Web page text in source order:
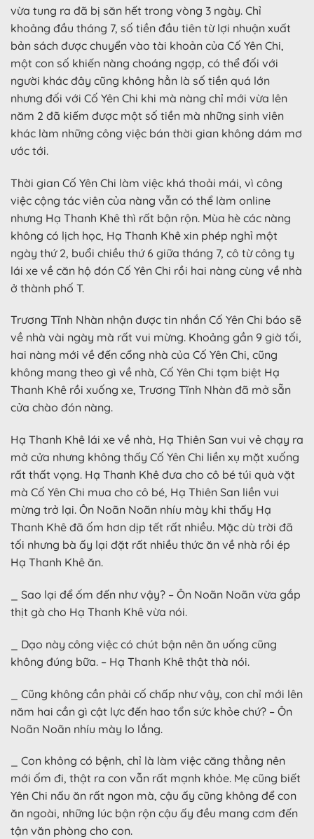
vừa tung ra đã bị săn hết trong vòng 3 ngày. Chỉ
khoảng đầu tháng 7, số tiền đầu tiên từ lợi nhuận xuất
bản sách được chuyển vào tài khoản của Cố Yên Chi,
một con số khiến nàng choáng ngợp, có thể đối với
người khác đây cũng không hẳn là số tiền quá lớn
nhưng đối với Cố Yên Chi khi mà nàng chỉ mới vừa lên
năm 2 đã kiếm được một số tiền mà những sinh viên
khác làm những công việc bán thời gian không dám mơ
ước tới.
Thời gian Cố Yên Chi làm việc khá thoải mái, vì công
việc cộng tác viên của nàng vẫn có thể làm online
nhưng Hạ Thanh Khê thì rất bận rộn. Mùa hè các nàng
không có lịch học, Hạ Thanh Khê xin phép nghỉ một
ngày thứ 2, buổi chiều thứ 6 giữa tháng 7, cô từ công ty
lái xe về căn hộ đón Cố Yên Chi rồi hai nàng cùng về nhà
ở thành phố T.
Trương Tĩnh Nhàn nhận được tin nhắn Cố Yên Chi báo sẽ
về nhà vài ngày mà rất vui mừng. Khoảng gần 9 giờ tối,
hai nàng mới về đến cổng nhà của Cố Yên Chi, cũng
không mang theo gì về nhà, Cố Yên Chi tạm biệt Hạ
Thanh Khê rồi xuống xe, Trương Tĩnh Nhàn đã mở sẵn
cửa chào đón nàng.
Hạ Thanh Khê lái xe về nhà, Hạ Thiên San vui vẻ chạy ra
mở cửa nhưng không thấy Cố Yên Chi liền xụ mặt xuống
rất thất vọng. Hạ Thanh Khê đưa cho cô bé túi quà vặt
mà Cố Yên Chi mua cho cô bé, Hạ Thiên San liền vui
mừng trở lại. Ôn Noãn Noãn nhíu mày khi thấy Hạ
Thanh Khê đã ốm hơn dịp tết rất nhiều. Mặc dù trời đã
tối nhưng bà ấy lại đặt rất nhiều thức ăn về nhà rồi ép
Hạ Thanh Khê ăn.
_ Sao lại để ốm đến như vậy? – Ôn Noãn Noãn vừa gắp
thịt gà cho Hạ Thanh Khê vừa nói.
_ Dạo này công việc có chút bận nên ăn uống cũng
không đúng bữa. – Hạ Thanh Khê thật thà nói.
_ Cũng không cần phải cố chấp như vậy, con chỉ mới lên
năm hai cần gì cật lực đến hao tổn sức khỏe chứ? – Ôn
Noãn Noãn nhíu mày lo lắng.
_ Con không có bệnh, chỉ là làm việc căng thẳng nên
mới ốm đi, thật ra con vẫn rất mạnh khỏe. Mẹ cũng biết
Yên Chi nấu ăn rất ngon mà, cậu ấy cũng không để con
ăn ngoài, những lúc bận rộn cậu ấy đều mang cơm đến
tận văn phòng cho con.